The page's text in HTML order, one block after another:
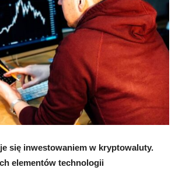
się inwestowaniem w kryptowaluty.
elementów technologii